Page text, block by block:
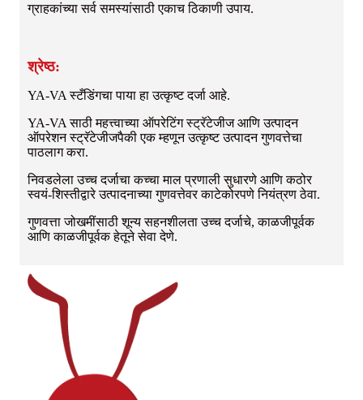
ग्राहकांच्या सर्व समस्यांसाठी एकाच ठिकाणी उपाय.
श्रेष्ठ:
YA-VA स्टँडिंगचा पाया हा उत्कृष्ट दर्जा आहे.
YA-VA साठी महत्त्वाच्या ऑपरेटिंग स्ट्रॅटेजीज आणि उत्पादन
ऑपरेशन स्ट्रॅटेजीजपैकी एक म्हणून उत्कृष्ट उत्पादन गुणवत्तेचा
पाठलाग करा.
निवडलेला उच्च दर्जाचा कच्चा माल प्रणाली सुधारणे आणि कठोर
स्वयं-शिस्तीद्वारे उत्पादनाच्या गुणवत्तेवर काटेकोरपणे नियंत्रण ठेवा.
गुणवत्ता जोखमींसाठी शून्य सहनशीलता उच्च दर्जाचे, काळजीपूर्वक
आणि काळजीपूर्वक हेतूने सेवा देणे.